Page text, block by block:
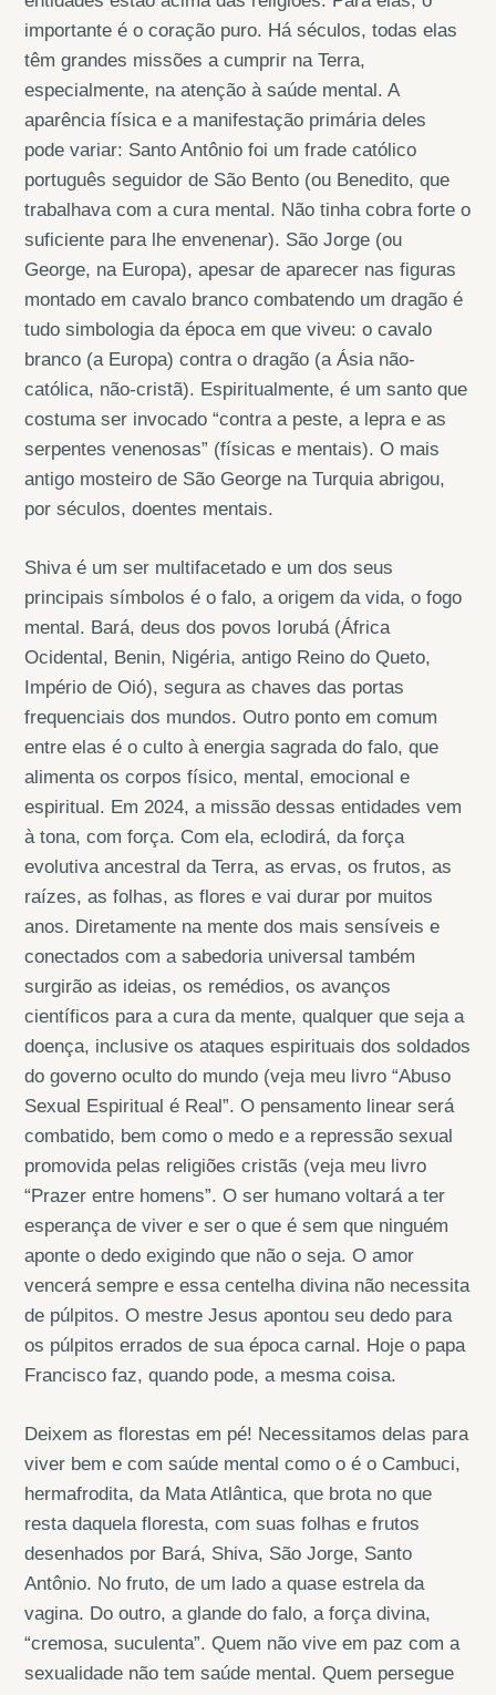
importante é o coração puro. Há séculos, todas elas
têm grandes missões a cumprir na Terra,
especialmente, na atenção à saúde mental. A
aparência física e a manifestação primária deles
pode variar: Santo Antônio foi um frade católico
português seguidor de São Bento (ou Benedito, que
trabalhava com a cura mental. Não tinha cobra forte o
suficiente para lhe envenenar). São Jorge (ou
George, na Europa), apesar de aparecer nas figuras
montado em cavalo branco combatendo um dragão é
tudo simbologia da época em que viveu: o cavalo
branco (a Europa) contra o dragão (a Ásia não-
católica, não-cristã). Espiritualmente, é um santo que
costuma ser invocado “contra a peste, a lepra e as
serpentes venenosas” (físicas e mentais). O mais
antigo mosteiro de São George na Turquia abrigou,
por séculos, doentes mentais.
Shiva é um ser multifacetado e um dos seus
principais símbolos é o falo, a origem da vida, o fogo
mental. Bará, deus dos povos Iorubá (África
Ocidental, Benin, Nigéria, antigo Reino do Queto,
Império de Oió), segura as chaves das portas
frequenciais dos mundos. Outro ponto em comum
entre elas é o culto à energia sagrada do falo, que
alimenta os corpos físico, mental, emocional e
espiritual. Em 2024, a missão dessas entidades vem
à tona, com força. Com ela, eclodirá, da força
evolutiva ancestral da Terra, as ervas, os frutos, as
raízes, as folhas, as flores e vai durar por muitos
anos. Diretamente na mente dos mais sensíveis e
conectados com a sabedoria universal também
surgirão as ideias, os remédios, os avanços
científicos para a cura da mente, qualquer que seja a
doença, inclusive os ataques espirituais dos soldados
do governo oculto do mundo (veja meu livro “Abuso
Sexual Espiritual é Real”. O pensamento linear será
combatido, bem como o medo e a repressão sexual
promovida pelas religiões cristãs (veja meu livro
“Prazer entre homens”. O ser humano voltará a ter
esperança de viver e ser o que é sem que ninguém
aponte o dedo exigindo que não o seja. O amor
vencerá sempre e essa centelha divina não necessita
de púlpitos. O mestre Jesus apontou seu dedo para
os púlpitos errados de sua época carnal. Hoje o papa
Francisco faz, quando pode, a mesma coisa.
Deixem as florestas em pé! Necessitamos delas para
viver bem e com saúde mental como o é o Cambuci,
hermafrodita, da Mata Atlântica, que brota no que
resta daquela floresta, com suas folhas e frutos
desenhados por Bará, Shiva, São Jorge, Santo
Antônio. No fruto, de um lado a quase estrela da
vagina. Do outro, a glande do falo, a força divina,
“cremosa, suculenta”. Quem não vive em paz com a
sexualidade não tem saúde mental. Quem persegue